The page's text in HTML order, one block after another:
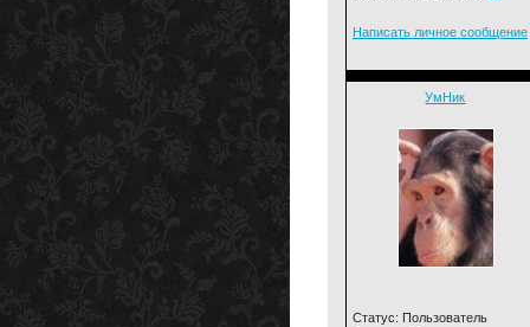
Написать личное сообщение
УмНик
Статус: Пользователь